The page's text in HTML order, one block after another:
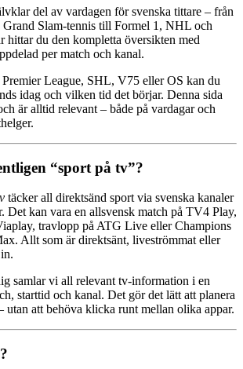
del av vardagen för svenska tittare – från
Slam-tennis till Formel 1, NHL och
hittar du den kompletta översikten med
per match och kanal.
League, SHL, V75 eller OS kan du
idag och vilken tid det börjar. Denna sida
är alltid relevant – både på vardagar och
“sport på tv”?
täcker all direktsänd sport via svenska kanaler
Det kan vara en allsvensk match på TV4 Play,
travlopp på ATG Live eller Champions
Allt som är direktsänt, liveströmmat eller
samlar vi all relevant tv-information i en
starttid och kanal. Det gör det lätt att planera
utan att behöva klicka runt mellan olika appar.